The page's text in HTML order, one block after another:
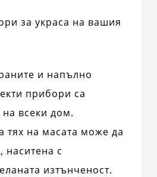
за украса на вашия
и напълно
прибори са
на всеки дом.
тях на масата може да
наситена с
изтънченост.